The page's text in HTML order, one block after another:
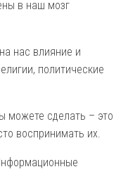
в наш мозг
нас влияние и
политические
можете сделать – это
воспринимать их.